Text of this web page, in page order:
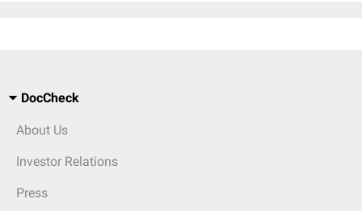
DocCheck
About Us
Investor Relations
Press